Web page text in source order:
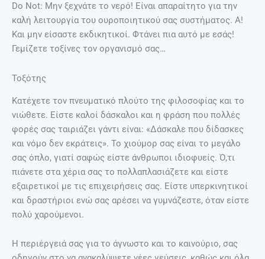
Do Not: Μην ξεχνάτε το νερό! Είναι απαραίτητο για την
καλή λειτουργία του ουροποιητικού σας συστήματος. A!
Και μην είσαστε εκδικητικοί. Φτάνει πια αυτό με εσάς!
Γεμίζετε τοξίνες τον οργανισμό σας…
Τοξότης
Κατέχετε τον πνευματικό πλούτο της φιλοσοφίας και το
νιώθετε. Είστε καλοί δάσκαλοι και η φράση που πολλές
φορές σας ταιριάζει γάντι είναι: «Δάσκαλε που δίδασκες
και νόμο δεν εκράτεις». Το χιούμορ σας είναι το μεγάλο
σας όπλο, γιατί σαφώς είστε άνθρωποι ιδιοφυείς. Ό,τι
πιάνετε στα χέρια σας το πολλαπλασιάζετε και είστε
εξαιρετικοί με τις επιχειρήσεις σας. Είστε υπερκινητικοί
και δραστήριοι ενώ σας αρέσει να γυμνάζεστε, όταν είστε
πολύ χαρούμενοι.
Η περιέργειά σας για το άγνωστο και το καινούριο, σας